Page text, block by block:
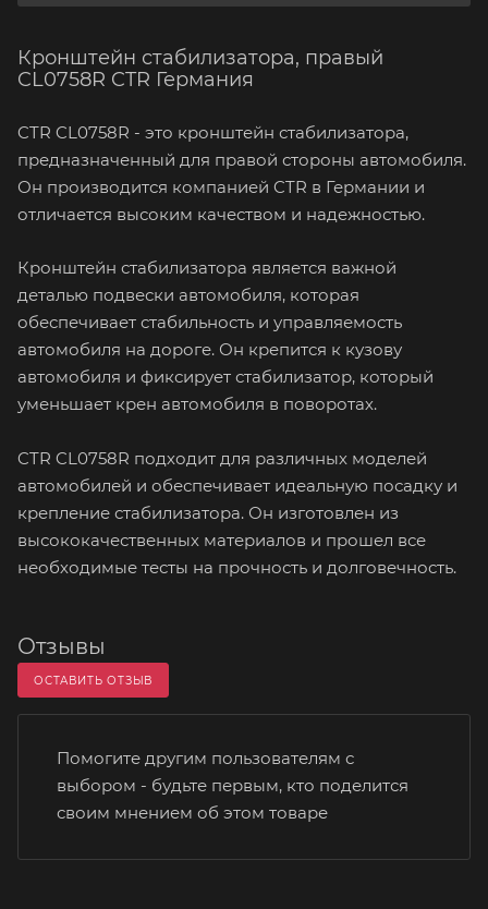
Кронштейн стабилизатора, правый
CL0758R CTR Германия
CTR CL0758R - это кронштейн стабилизатора,
предназначенный для правой стороны автомобиля.
Он производится компанией CTR в Германии и
отличается высоким качеством и надежностью.
Кронштейн стабилизатора является важной
деталью подвески автомобиля, которая
обеспечивает стабильность и управляемость
автомобиля на дороге. Он крепится к кузову
автомобиля и фиксирует стабилизатор, который
уменьшает крен автомобиля в поворотах.
CTR CL0758R подходит для различных моделей
автомобилей и обеспечивает идеальную посадку и
крепление стабилизатора. Он изготовлен из
высококачественных материалов и прошел все
необходимые тесты на прочность и долговечность.
Отзывы
ОСТАВИТЬ ОТЗЫВ
Помогите другим пользователям с
выбором - будьте первым, кто поделится
своим мнением об этом товаре